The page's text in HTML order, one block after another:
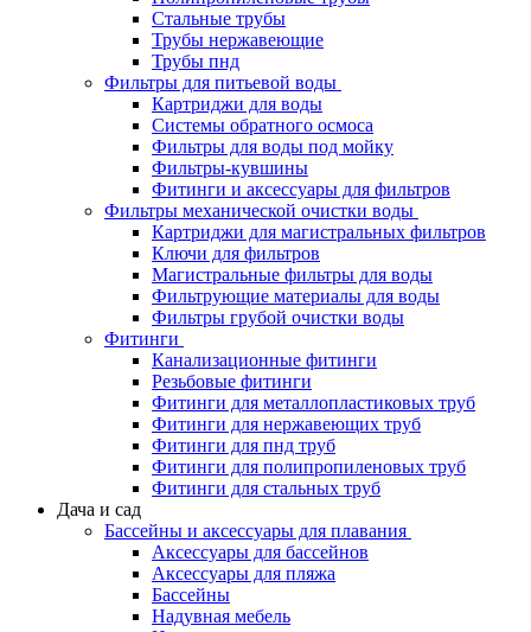
Стальные трубы
Трубы нержавеющие
Трубы пнд
Фильтры для питьевой воды
Картриджи для воды
Системы обратного осмоса
Фильтры для воды под мойку
Фильтры-кувшины
Фитинги и аксессуары для фильтров
Фильтры механической очистки воды
Картриджи для магистральных фильтров
Ключи для фильтров
Магистральные фильтры для воды
Фильтрующие материалы для воды
Фильтры грубой очистки воды
Фитинги
Канализационные фитинги
Резьбовые фитинги
Фитинги для металлопластиковых труб
Фитинги для нержавеющих труб
Фитинги для пнд труб
Фитинги для полипропиленовых труб
Фитинги для стальных труб
Дача и сад
Бассейны и аксессуары для плавания
Аксессуары для бассейнов
Аксессуары для пляжа
Бассейны
Надувная мебель